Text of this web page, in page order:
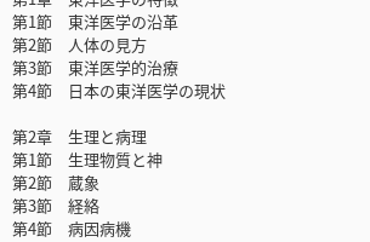
第1節 東洋医学の沿革
第2節 人体の見方
第3節 東洋医学的治療
第4節 日本の東洋医学の現状
第2章 生理と病理
第1節 生理物質と神
第2節 蔵象
第3節 経絡
第4節 病因病機